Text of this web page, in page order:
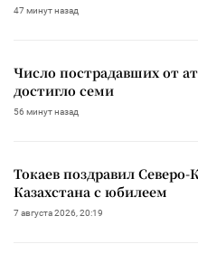
47 минут назад
Число пострадавших от
достигло семи
56 минут назад
Токаев поздравил Северо-
Казахстана с юбилеем
7 августа 2026, 20:19